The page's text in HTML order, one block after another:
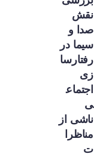
نقش
صدا و
سیما در
رفتارسا
زی
اجتماع
ی
ناشی از
مناظرا
ت